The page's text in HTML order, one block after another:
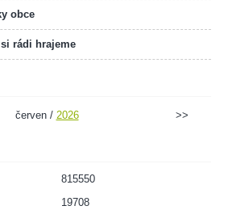
obce
rádi hrajeme
červen / 2026 >>
815550
19708